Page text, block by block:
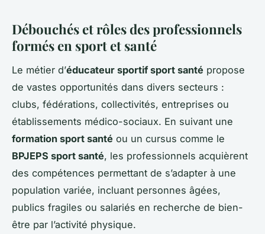
Débouchés et rôles des professionnels
formés en sport et santé
Le métier d’éducateur sportif sport santé propose
de vastes opportunités dans divers secteurs :
clubs, fédérations, collectivités, entreprises ou
établissements médico-sociaux. En suivant une
formation sport santé ou un cursus comme le
BPJEPS sport santé, les professionnels acquièrent
des compétences permettant de s’adapter à une
population variée, incluant personnes âgées,
publics fragiles ou salariés en recherche de bien-
être par l’activité physique.